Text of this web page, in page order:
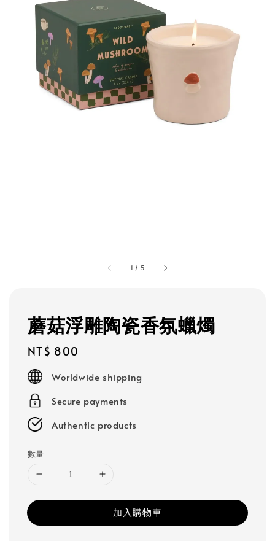
1 / 5
蘑菇浮雕陶瓷香氛蠟燭
Regular
price
NT$ 800
Worldwide shipping
Secure payments
Authentic products
數量
加入購物車